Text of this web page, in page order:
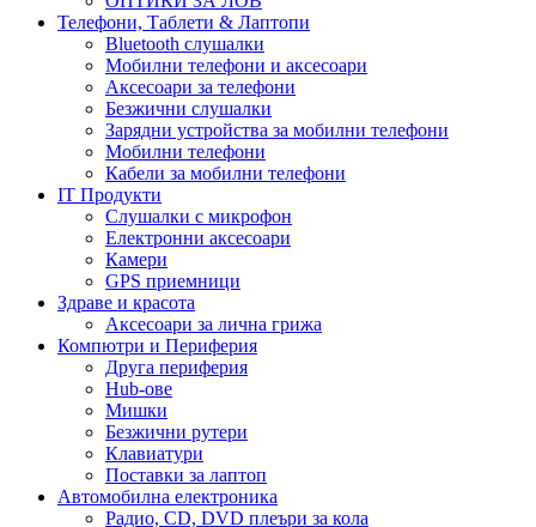
Телефони, Таблети & Лаптопи
Bluetooth слушалки
Мобилни телефони и аксесоари
Аксесоари за телефони
Безжични слушалки
Зарядни устройства за мобилни телефони
Мобилни телефони
Кабели за мобилни телефони
IT Продукти
Слушалки с микрофон
Електронни аксесоари
Камери
GPS приемници
Здраве и красота
Аксесоари за лична грижа
Компютри и Периферия
Друга периферия
Hub-ове
Мишки
Безжични рутери
Клавиатури
Поставки за лаптоп
Автомобилна електроника
Радио, CD, DVD плеъри за кола